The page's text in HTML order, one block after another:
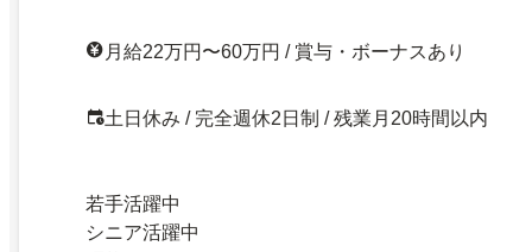
月給22万円〜60万円 / 賞与・ボーナスあり
土日休み / 完全週休2日制 / 残業月20時間以内
若手活躍中
シニア活躍中